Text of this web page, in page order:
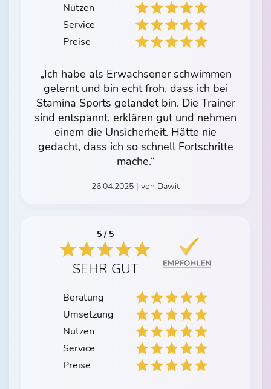
Nutzen
Service
Preise
„Ich habe als Erwachsener schwimmen
gelernt und bin echt froh, dass ich bei
Stamina Sports gelandet bin. Die Trainer
sind entspannt, erklären gut und nehmen
einem die Unsicherheit. Hätte nie
gedacht, dass ich so schnell Fortschritte
mache.“
26.04.2025 | von Dawit
5 / 5
SEHR GUT
Beratung
Umsetzung
Nutzen
Service
Preise